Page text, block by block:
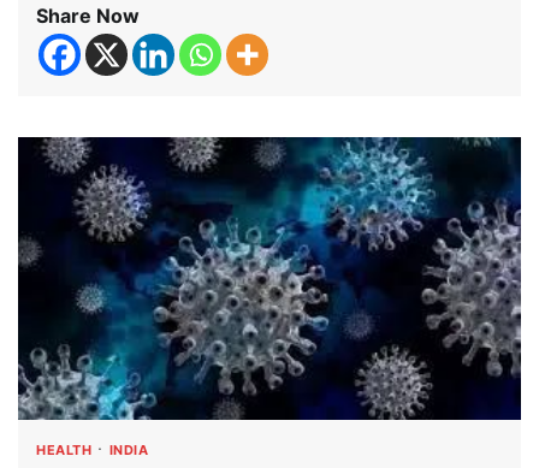
Share Now
HEALTH INDIA